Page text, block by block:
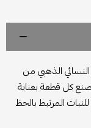
الذهبي من
كل قطعة بعناية
المرتبط بالحظ